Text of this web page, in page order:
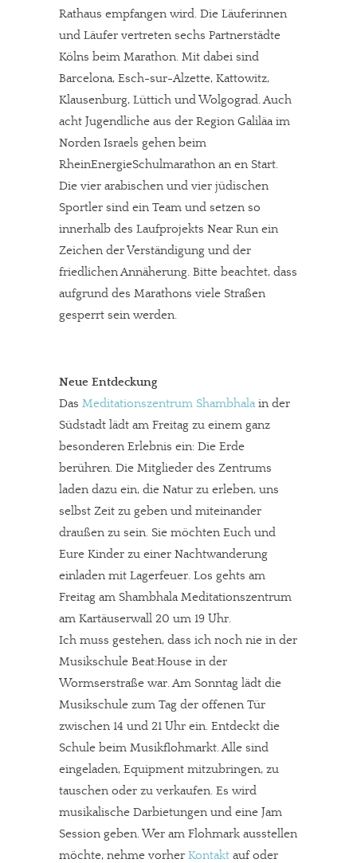
Rathaus empfangen wird. Die Läuferinnen
und Läufer vertreten sechs Partnerstädte
Kölns beim Marathon. Mit dabei sind
Barcelona, Esch-sur-Alzette, Kattowitz,
Klausenburg, Lüttich und Wolgograd. Auch
acht Jugendliche aus der Region Galiläa im
Norden Israels gehen beim
RheinEnergieSchulmarathon an en Start.
Die vier arabischen und vier jüdischen
Sportler sind ein Team und setzen so
innerhalb des Laufprojekts Near Run ein
Zeichen der Verständigung und der
friedlichen Annäherung. Bitte beachtet, dass
aufgrund des Marathons viele Straßen
gesperrt sein werden.
Neue Entdeckung
Das Meditationszentrum Shambhalain der
Südstadt lädt am Freitag zu einem ganz
besonderen Erlebnis ein: Die Erde
berühren. Die Mitglieder des Zentrums
laden dazu ein, die Natur zu erleben, uns
selbst Zeit zu geben und miteinander
draußen zu sein. Sie möchten Euch und
Eure Kinder zu einer Nachtwanderung
einladen mit Lagerfeuer. Los gehts am
Freitag am Shambhala Meditationszentrum
am Kartäuserwall 20 um 19 Uhr.
Ich muss gestehen, dass ich noch nie in der
Musikschule Beat:House in der
Wormserstraße war. Am Sonntag lädt die
Musikschule zum Tag der offenen Tür
zwischen 14 und 21 Uhr ein. Entdeckt die
Schule beim Musikflohmarkt. Alle sind
eingeladen, Equipment mitzubringen, zu
tauschen oder zu verkaufen. Es wird
musikalische Darbietungen und eine Jam
Session geben. Wer am Flohmark ausstellen
möchte, nehme vorher Kontakt auf oder